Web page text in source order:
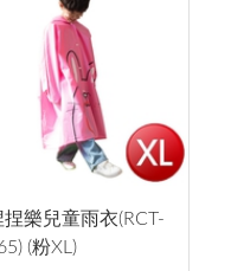
捏樂兒童雨衣(RCT-
(粉XL)